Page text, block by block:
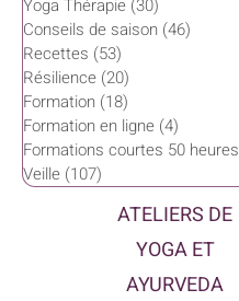
Yoga Thérapie (30)
Conseils de saison (46)
Recettes (53)
Résilience (20)
Formation (18)
Formation en ligne (4)
Formations courtes 50 heures
Veille (107)
ATELIERS DE
YOGA ET
AYURVEDA